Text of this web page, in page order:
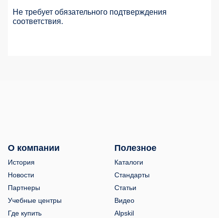
Не требует обязательного подтверждения
соответствия.
О компании
История
Новости
Партнеры
Учебные центры
Где купить
Полезное
Каталоги
Стандарты
Статьи
Видео
Alpskil